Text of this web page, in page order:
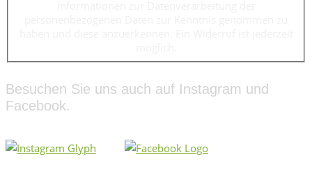
Besuchen Sie uns auch auf Instagram und
Facebook.